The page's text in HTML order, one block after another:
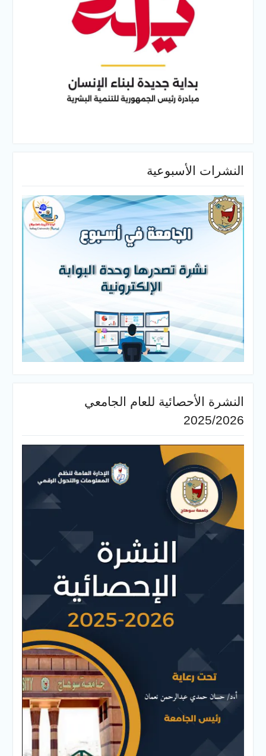
النشرات الأسبوعية
النشرة الأحصائية للعام الجامعي
2025/2026